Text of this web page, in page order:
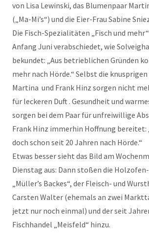
von Lisa Lewinski, das Blumenpaar
(„Ma-Mi’s“) und die Eier-Frau Sabine
Die Fisch-Spezialitäten „Fisch und
Anfang Juni verabschiedet, wie
bekundet: „Aus betrieblichen Gründen
mehr nach Hörde.“ Selbst die
Martina und Frank Hinz sorgen nicht
für leckeren Duft . Gesundheit und
sorgen bei dem Paar für unfreiwillige
Frank Hinz immerhin Hoffnung bereitet:
doch schon seit 20 Jahren nach Hörde.“
Etwas besser sieht das Bild am
Dienstag aus: Dann stoßen die
„Müller’s Backes“, der Fleisch- und
Carsten Walter (ehemals an zwei
jetzt nur noch einmal) und der seit
Fischhandel „Meisfeld“ hinzu.